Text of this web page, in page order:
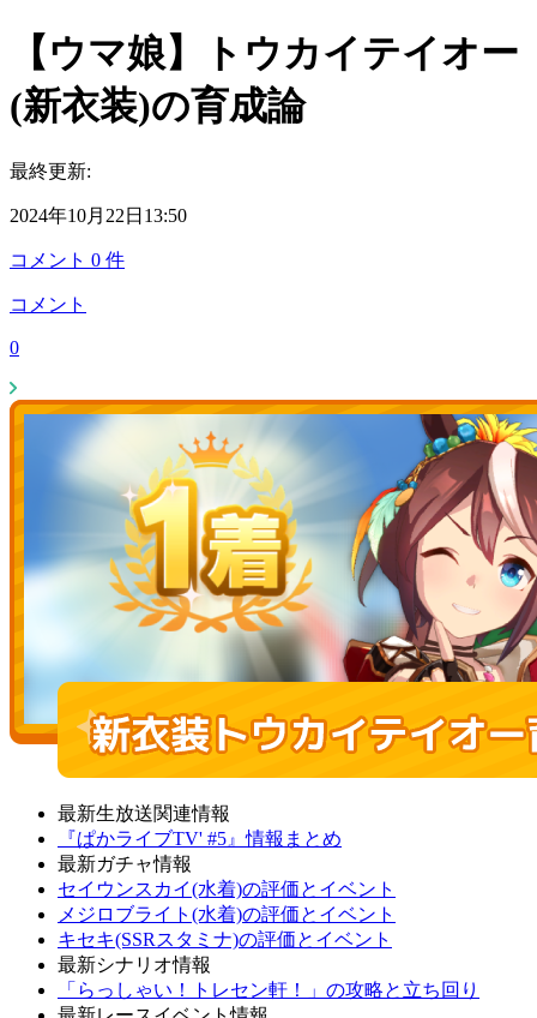
【ウマ娘】トウカイテイオー
(新衣装)の育成論
最終更新:
2024年10月22日13:50
コメント 0 件
コメント
0
最新生放送関連情報
『ぱかライブTV' #5』情報まとめ
最新ガチャ情報
セイウンスカイ(水着)の評価とイベント
メジロブライト(水着)の評価とイベント
キセキ(SSRスタミナ)の評価とイベント
最新シナリオ情報
「らっしゃい！トレセン軒！」の攻略と立ち回り